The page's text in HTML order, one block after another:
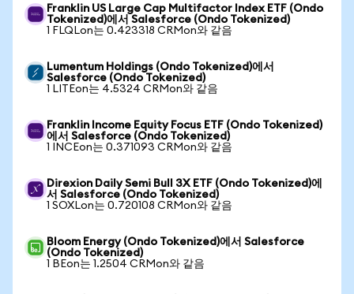
Franklin US Large Cap Multifactor Index ETF (Ondo
Tokenized)에서 Salesforce (Ondo Tokenized)
1 FLQLon는 0.423318 CRMon와 같음
Lumentum Holdings (Ondo Tokenized)에서
Salesforce (Ondo Tokenized)
1 LITEon는 4.5324 CRMon와 같음
Franklin Income Equity Focus ETF (Ondo Tokenized)
에서 Salesforce (Ondo Tokenized)
1 INCEon는 0.371093 CRMon와 같음
Direxion Daily Semi Bull 3X ETF (Ondo Tokenized)에
서 Salesforce (Ondo Tokenized)
1 SOXLon는 0.720108 CRMon와 같음
Bloom Energy (Ondo Tokenized)에서 Salesforce
(Ondo Tokenized)
1 BEon는 1.2504 CRMon와 같음